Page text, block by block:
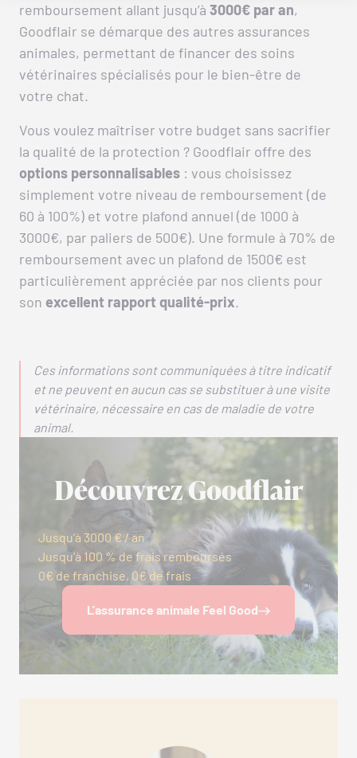
remboursement allant jusqu’à 3000€ par an,
Goodflair se démarque des autres assurances
animales, permettant de financer des soins
vétérinaires spécialisés pour le bien-être de
votre chat.
Vous voulez maîtriser votre budget sans sacrifier
la qualité de la protection ? Goodflair offre des
options personnalisables : vous choisissez
simplement votre niveau de remboursement (de
60 à 100%) et votre plafond annuel (de 1000 à
3000€, par paliers de 500€). Une formule à 70% de
remboursement avec un plafond de 1500€ est
particulièrement appréciée par nos clients pour
son excellent rapport qualité-prix.
Ces informations sont communiquées à titre indicatif
et ne peuvent en aucun cas se substituer à une visite
vétérinaire, nécessaire en cas de maladie de votre
animal.
Découvrez Goodflair
Jusqu’à 3000 € / an
Jusqu’à 100 % de frais remboursés
0€ de franchise, 0€ de frais
L'assurance animale Feel Good